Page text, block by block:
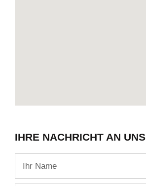
IHRE NACHRICHT AN UNS